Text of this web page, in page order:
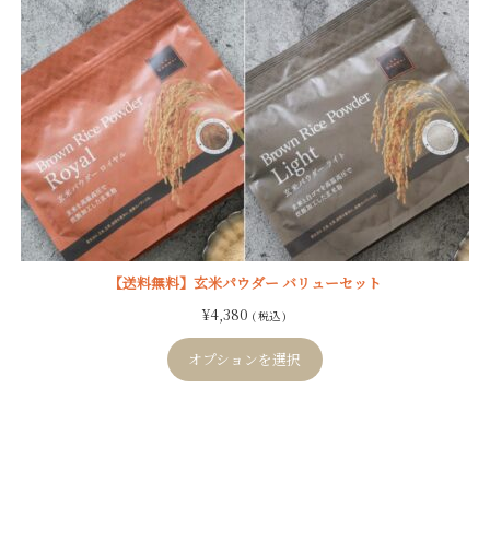
【送料無料】玄米パウダー バリューセット
¥4,380 ( 税込 )
オプションを選択